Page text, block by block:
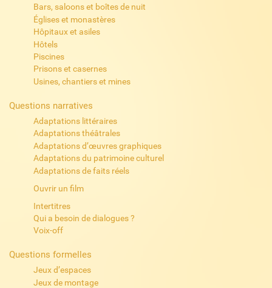
Bars, saloons et boîtes de nuit
Églises et monastères
Hôpitaux et asiles
Hôtels
Piscines
Prisons et casernes
Usines, chantiers et mines
Questions narratives
Adaptations littéraires
Adaptations théâtrales
Adaptations d’œuvres graphiques
Adaptations du patrimoine culturel
Adaptations de faits réels
Ouvrir un film
Intertitres
Qui a besoin de dialogues ?
Voix-off
Questions formelles
Jeux d’espaces
Jeux de montage